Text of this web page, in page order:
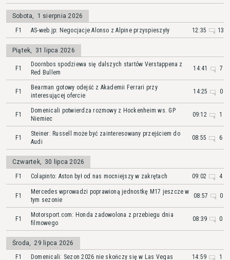
Sobota,
1 sierpnia 2026
F1
AS-web.jp: Negocjacje Alonso z Alpine przyspieszyły 12:35 13
Piątek, 31 lipca 2026
F1
Doornbos spodziewa się dalszych startów Verstappena z
Red Bullem
14:41 7
F1
Bearman gotowy odejść z Akademii Ferrari przy
interesującej ofercie
14:25 0
F1
Domenicali potwierdza rozmowy z Hockenheim ws. GP
Niemiec
09:12 1
F1
Steiner: Russell może być zainteresowany przejściem do
Audi
08:55 6
Czwartek, 30 lipca 2026
F1
Colapinto: Aston był od nas mocniejszy w zakrętach 09:02 4
F1
Mercedes wprowadzi poprawioną jednostkę M17 jeszcze w
tym sezonie
08:57 0
F1
Motorsport.com: Honda zadowolona z przebiegu dnia
filmowego
08:39 0
Środa
29 lipca 2026
F1
Domenicali: Sezon 2026 nie skończy się w Las Vegas 14:59 1